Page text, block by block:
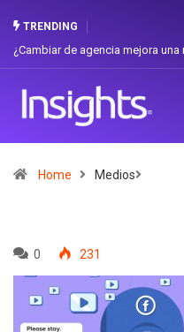
TRENDING
de agencia mejora una
Home Medios
0 231